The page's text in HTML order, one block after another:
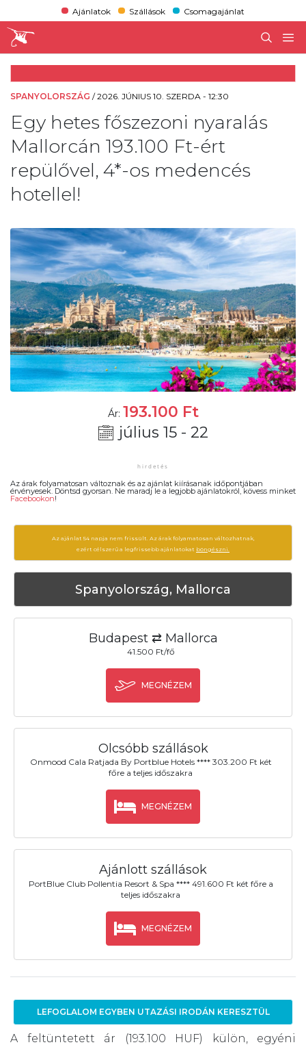
Ajánlatok Szállások Csomagajánlat
SPANYOLORSZÁG /2026. JÚNIUS 10. SZERDA - 12:30
Egy hetes főszezoni nyaralás
Mallorcán 193.100 Ft-ért
repülővel, 4*-os medencés
hotellel!
Ár: 193.100 Ft
július 15 - 22
Az árak folyamatosan változnak és az ajánlat kiírásanak időpontjában
érvényesek. Döntsd gyorsan. Ne maradj le a legjobb ajánlatokról, kövess minket
Facebookon!
Az ajánlat 54 napja nem frissült. Az árak folyamatosan változhatnak,
ezért célszerű a legfrissebb ajánlatokat böngészni.
Spanyolország, Mallorca
Budapest ⇄ Mallorca
41.500 Ft/fő
MEGNÉZEM
Olcsóbb szállások
Onmood Cala Ratjada By Portblue Hotels **** 303.200 Ft két
főre a teljes időszakra
MEGNÉZEM
Ajánlott szállások
PortBlue Club Pollentia Resort & Spa **** 491.600 Ft két főre a
teljes időszakra
MEGNÉZEM
LEFOGLALOM EGYBEN UTAZÁSI IRODÁN KERESZTÜL
A feltüntetett ár (193.100 HUF) külön, egyéni